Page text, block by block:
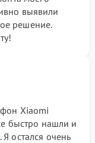
выявили
решение.
Xiaomi
быстро нашли и
остался очень